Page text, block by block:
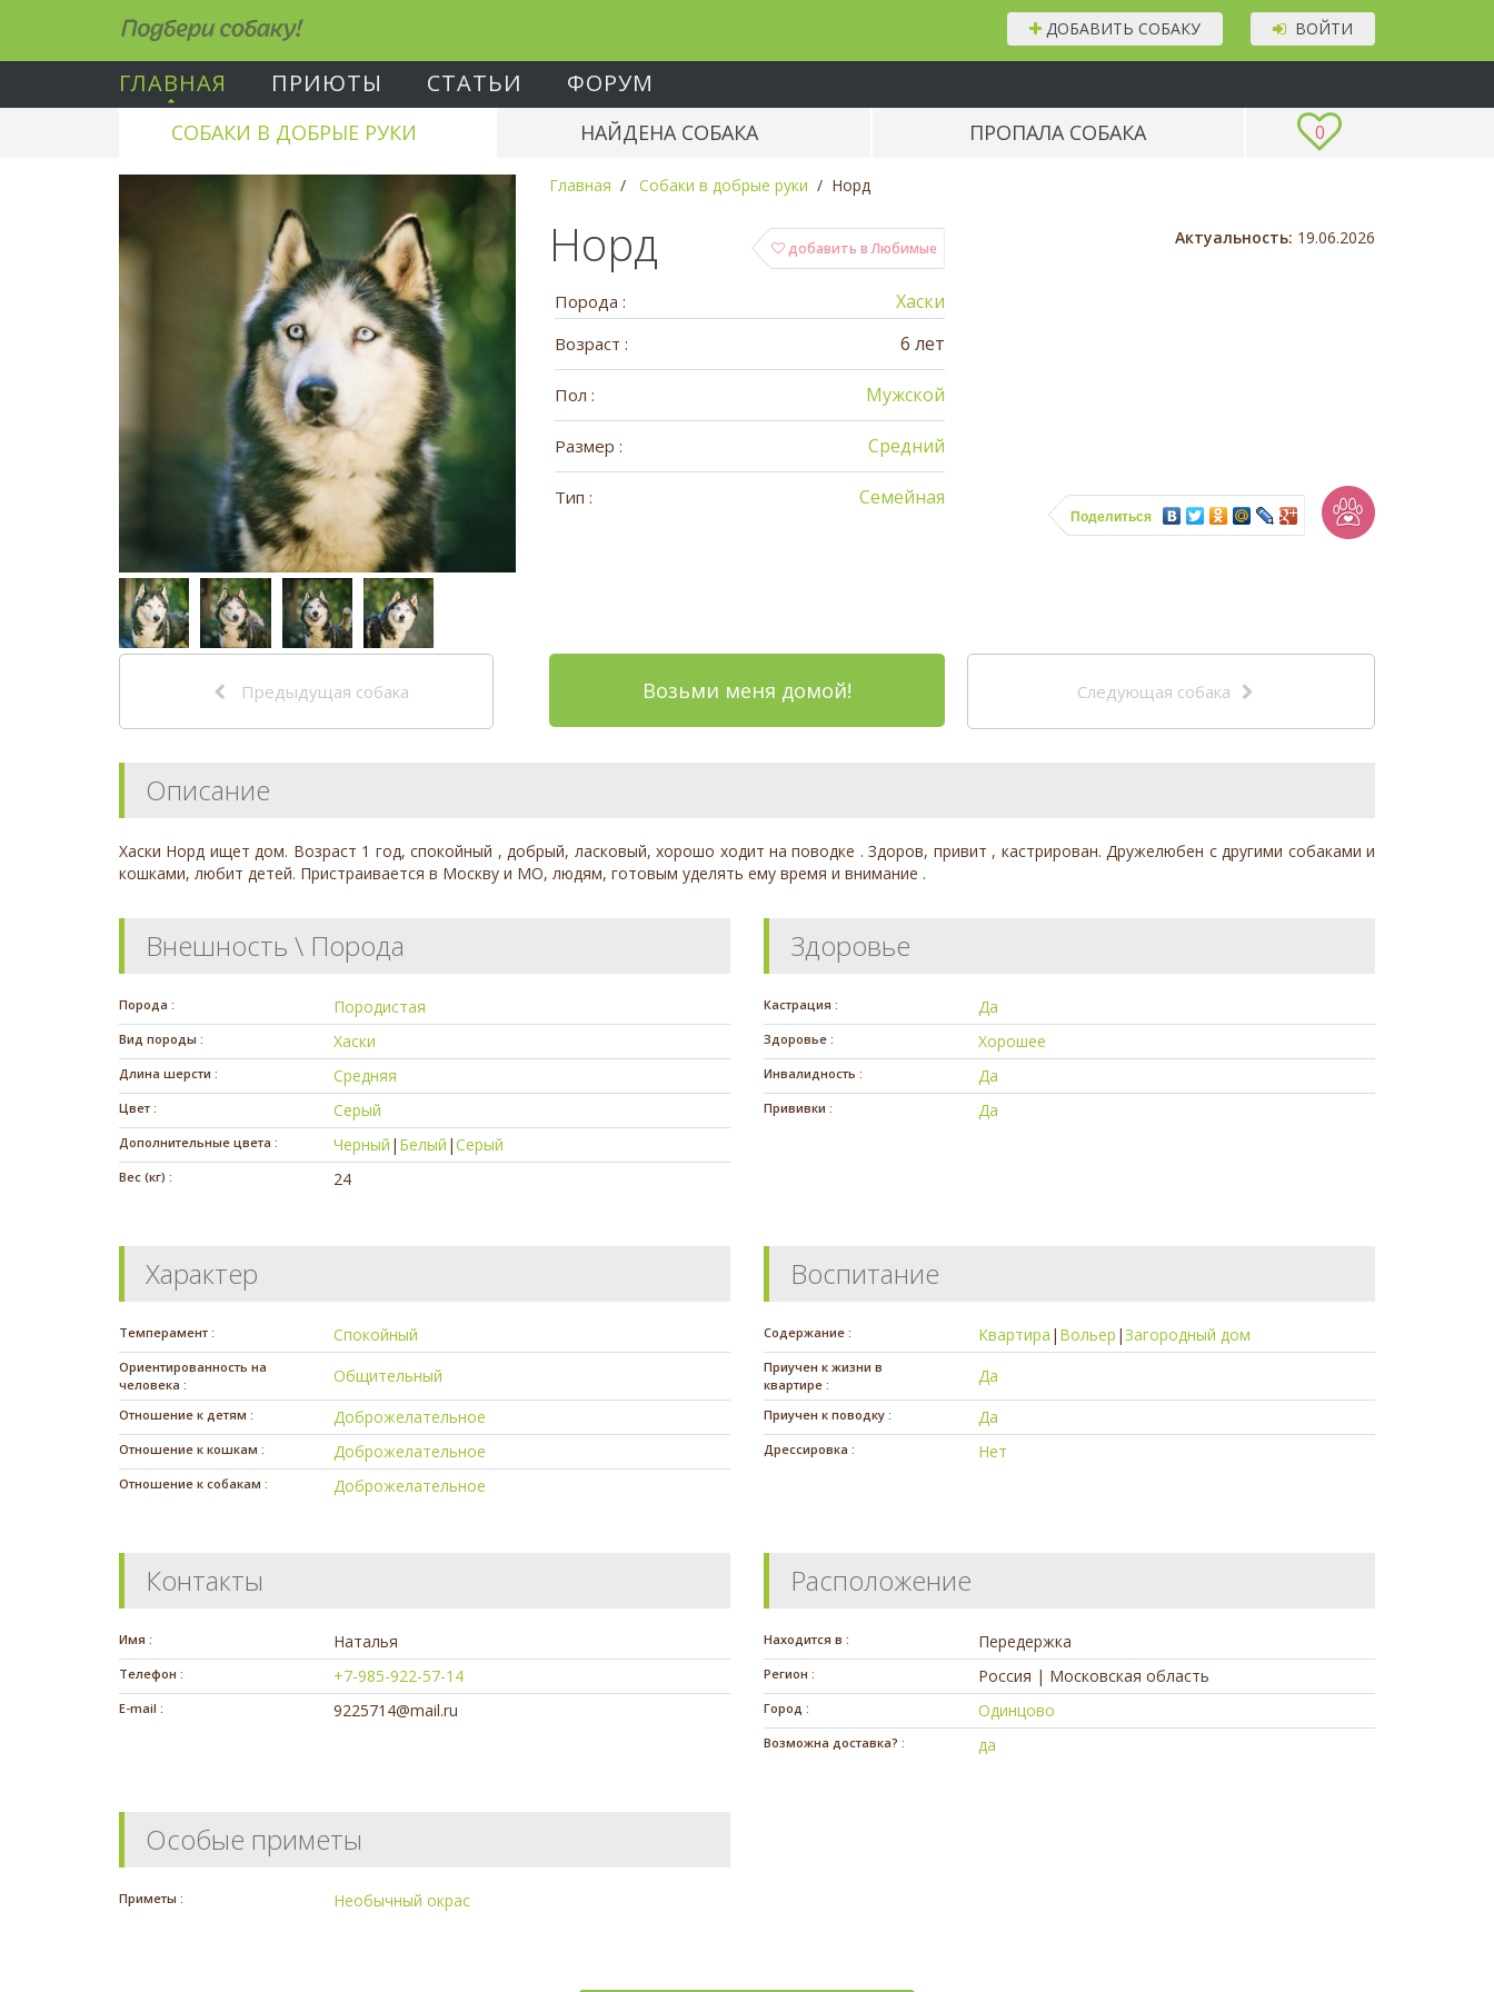
Подбери собаку! ВОЙТИ
ДОБАВИТЬ СОБАКУ
ГЛАВНАЯ ПРИЮТЫ СТАТЬИ ФОРУМ
0
СОБАКИ В ДОБРЫЕ РУКИ НАЙДЕНА СОБАКА ПРОПАЛА СОБАКА
Главная Собаки в добрые руки Норд
добавить в Любимые
Норд
Порода : Хаски
Возраст : 6 лет
Пол : Мужской
Размер : Средний
Тип : Семейная
Актуальность: 19.06.2026
Поделиться
Предыдущая собака Возьми меня домой! Следующая собака
Описание
Хаски Норд ищет дом. Возраст 1 год, спокойный , добрый, ласковый, хорошо ходит на поводке . Здоров, привит , кастрирован. Дружелюбен с другими собаками и
кошками, любит детей. Пристраивается в Москву и МО, людям, готовым уделять ему время и внимание .
Внешность \ Порода
Порода : Породистая
Вид породы : Хаски
Длина шерсти : Средняя
Цвет : Серый
Дополнительные цвета : Черный | Белый |Серый
Вес (кг) : 24
Здоровье
Кастрация : Да
Здоровье : Хорошее
Инвалидность : Да
Прививки : Да
Характер
Темперамент : Спокойный
Ориентированность на
человека :
Общительный
Отношение к детям : Доброжелательное
Отношение к кошкам : Доброжелательное
Отношение к собакам : Доброжелательное
Воспитание
Содержание : Квартира | Вольер |Загородный дом
Приучен к жизни в
квартире :
Да
Приучен к поводку : Да
Дрессировка : Нет
Контакты
Имя : Наталья
Телефон : +7-985-922-57-14
E-mail : 9225714@mail.ru
Расположение
Находится в : Передержка
Регион : Россия | Московская область
Город : Одинцово
Возможна доставка? : да
Особые приметы
Приметы : Необычный окрас